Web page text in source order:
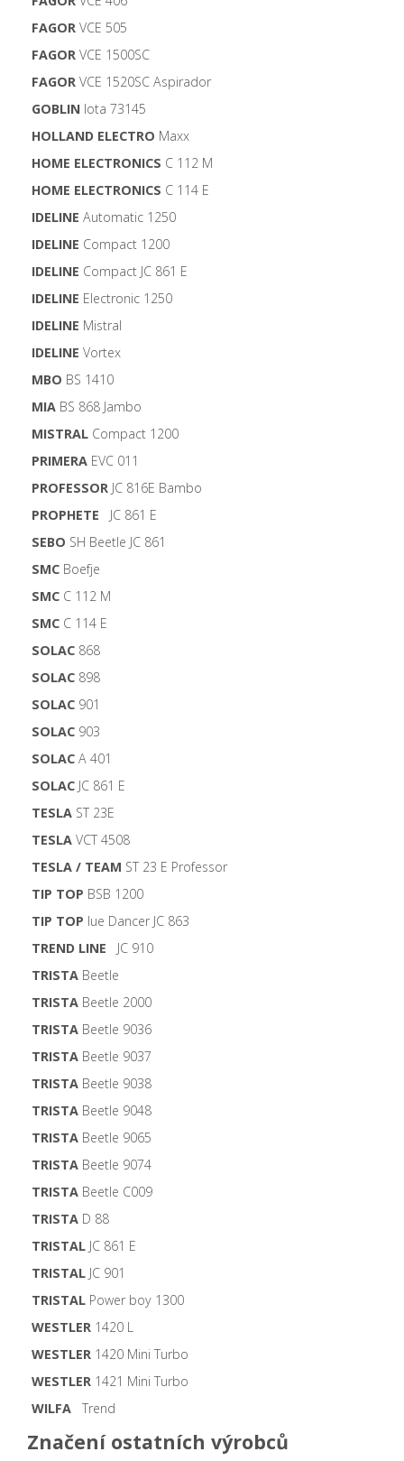
FAGOR VCE 505
FAGOR VCE 1500SC
FAGOR VCE 1520SC Aspirador
GOBLIN Iota 73145
HOLLAND ELECTRO Maxx
HOME ELECTRONICS C 112 M
HOME ELECTRONICS C 114 E
IDELINE Automatic 1250
IDELINE Compact 1200
IDELINE Compact JC 861 E
IDELINE Electronic 1250
IDELINE Mistral
IDELINE Vortex
MBO BS 1410
MIA BS 868 Jambo
MISTRAL Compact 1200
PRIMERA EVC 011
PROFESSOR JC 816E Bambo
PROPHETE JC 861 E
SEBO SH Beetle JC 861
SMC Boefje
SMC C 112 M
SMC C 114 E
SOLAC 868
SOLAC 898
SOLAC 901
SOLAC 903
SOLAC A 401
SOLAC JC 861 E
TESLA ST 23E
TESLA VCT 4508
TESLA / TEAM ST 23 E Professor
TIP TOP BSB 1200
TIP TOP Iue Dancer JC 863
TREND LINE JC 910
TRISTA Beetle
TRISTA Beetle 2000
TRISTA Beetle 9036
TRISTA Beetle 9037
TRISTA Beetle 9038
TRISTA Beetle 9048
TRISTA Beetle 9065
TRISTA Beetle 9074
TRISTA Beetle C009
TRISTA D 88
TRISTAL JC 861 E
TRISTAL JC 901
TRISTAL Power boy 1300
WESTLER 1420 L
WESTLER 1420 Mini Turbo
WESTLER 1421 Mini Turbo
WILFA Trend
Značení ostatních výrobců